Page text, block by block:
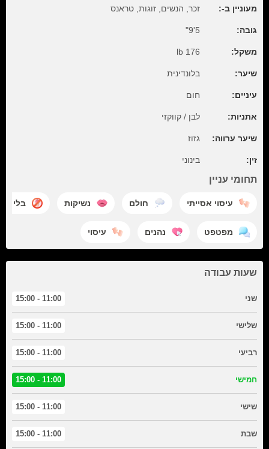
מעוניין ב-: זכר, הנשים, זוגות, טראנס
גובה: 5'9"
משקל: 176 lb
שיער: בלונדינית
עיניים: חום
אתניות: לבן / קווקזי
שיער ערווה: גזוז
זין: בינוני
תחומי עניין
עיסוי אסייתי חולם נשיקות בלי זיון
מפטפט נהנים עיסוי
שעות עבודה
שני 11:00 - 15:00
שלישי 11:00 - 15:00
רביעי 11:00 - 15:00
חמישי 11:00 - 15:00
שישי 11:00 - 15:00
שבת 11:00 - 15:00